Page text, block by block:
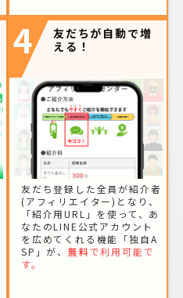
4
友だちが自動で増
える！
友だち登録した全員が紹介者
(アフィリエイター)となり、
「紹介用URL」を使って、あ
なたのLINE公式アカウント
を広めてくれる機能「独自A
SP」が、 無料で利用可能で
す。